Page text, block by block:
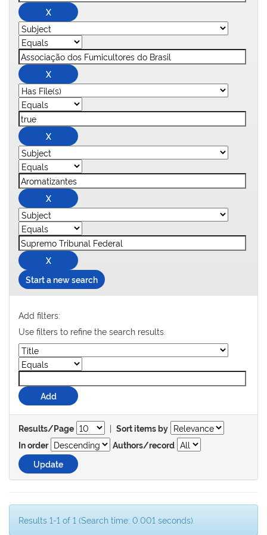
Start a new search
Add filters:
Use filters to refine the search results.
Results/Page | Sort items by
In order
Authors/record
Results 1-1 of 1 (Search time: 0.001 seconds).